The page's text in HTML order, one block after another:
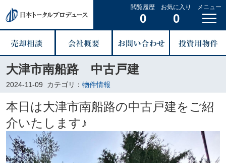
閲覧履歴
0
お気に入り
0
メニュー
大津市南船路 中古戸建
2024-11-09 カテゴリ： 物件情報
本日は大津市南船路の中古戸建をご紹
介いたします♪